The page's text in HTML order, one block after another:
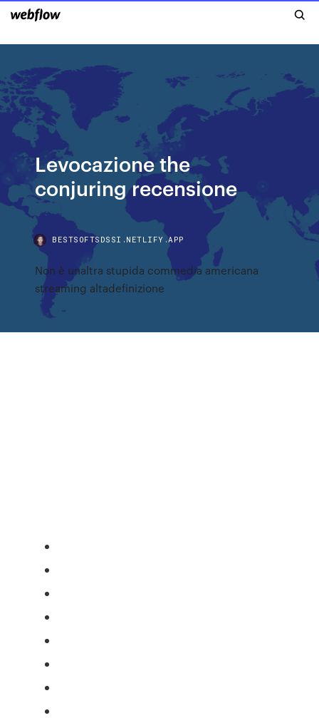
Levocazione the
conjuring recensione
BESTSOFTSDSSI.NETLIFY.APP
Non è unaltra stupida commedia americana
streaming altadefinizione